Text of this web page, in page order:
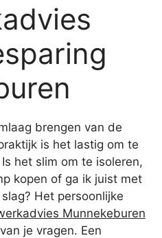
brengen van de
is het lastig om te
het slim om te isoleren,
kopen of ga ik juist met
Het persoonlijke
Munnekeburen
je vragen. Een